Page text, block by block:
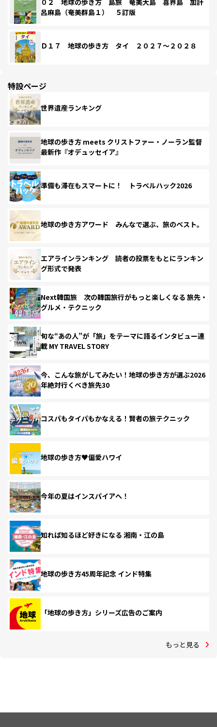
呂麻島（奄美群島１） ５訂版
Ｄ１７ 地球の歩き方 タイ ２０２７～２０２８
特設ページ
世界遺産ランキング
地球の歩き方 meets クリストファー・ノーラン監督
最新作『オデュッセイア』
準備も滞在もスマートに！ トラベルハック2026
地球の歩き方アワード みんなで選ぶ、旅のベスト。
エアラインランキング 読者の投票をもとにランキン
グ形式で発表
Next韓国旅 次の韓国旅行がもっと楽しくなる 旅先・
グルメ・テクニック
旬な“あの人”が「旅」をテーマに語るインタビュー連
載 MY TRAVEL STORY
今、こんな旅がしてみたい！地球の歩き方が選ぶ2026
年絶対行くべき旅先30
コスパもタイパもかなえる！賢者の旅テクニック
地球の歩き方♥偏愛ハワイ
今年の夏はインスパイアへ！
知れば知るほど好きになる 湘南・江の島
地球の歩き方45周年記念 インド特集
「地球の歩き方」シリーズ広告のご案内
もっと見る